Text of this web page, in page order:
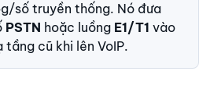
số truyền thống. Nó đưa
PSTN hoặc luồng E1/T1 vào
cũ khi lên VoIP.